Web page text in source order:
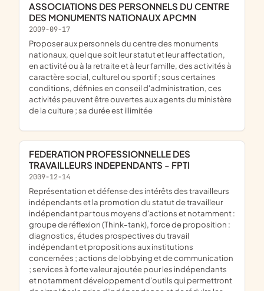
ASSOCIATIONS DES PERSONNELS DU CENTRE
DES MONUMENTS NATIONAUX APCMN
2009-09-17
proposer aux personnels du centre des monuments
nationaux, quel que soit leur statut et leur affectation,
en activité ou à la retraite et à leur famille, des activités à
caractère social, culturel ou sportif ; sous certaines
conditions, définies en conseil d'administration, ces
activités peuvent être ouvertes aux agents du ministère
de la culture ; sa durée est illimitée
FEDERATION PROFESSIONNELLE DES
TRAVAILLEURS INDEPENDANTS - FPTI
2009-12-14
représentation et défense des intérêts des travailleurs
indépendants et la promotion du statut de travailleur
indépendant par tous moyens d'actions et notamment :
groupe de réflexion (Think-tank), force de proposition :
diagnostics, études prospectives du travail
indépendant et propositions aux institutions
concernées ; actions de lobbying et de communication
; services à forte valeur ajoutée pour les indépendants
et notamment développement d'outils qui permettront